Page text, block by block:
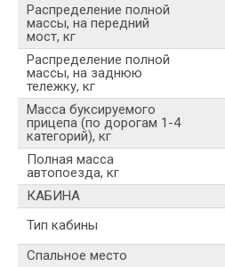
Распределение полной
массы, на передний
мост, кг
Распределение полной
массы, на заднюю
тележку, кг
Масса буксируемого
прицепа (по дорогам 1-4
категорий), кг
Полная масса
автопоезда, кг
КАБИНА
Тип кабины
Спальное место